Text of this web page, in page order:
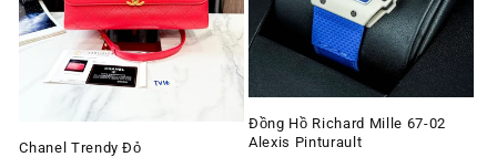
Chanel Trendy Đỏ
Đồng Hồ Richard Mille 67-02
Alexis Pinturault